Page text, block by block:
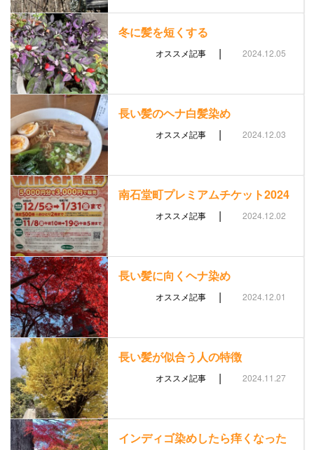
冬に髪を短くする
オススメ記事 | 2024.12.05
長い髪のヘナ白髪染め
オススメ記事 | 2024.12.03
南石堂町プレミアムチケット2024
オススメ記事 | 2024.12.02
長い髪に向くヘナ染め
オススメ記事 | 2024.12.01
長い髪が似合う人の特徴
オススメ記事 | 2024.11.27
インディゴ染めしたら痒くなった